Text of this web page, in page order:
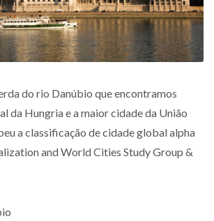
do rio Danúbio que encontramos
da Hungria e a maior cidade da União
a classificação de cidade global alpha
and World Cities Study Group &